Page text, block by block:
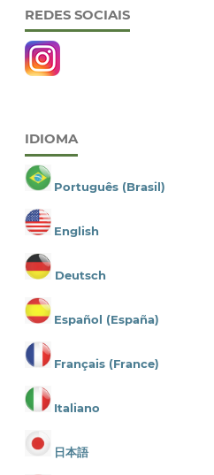
REDES SOCIAIS
IDIOMA
Português (Brasil)
English
Deutsch
Español (España)
Français (France)
Italiano
日本語